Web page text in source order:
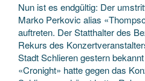
Nun ist es endgültig: Der
Marko Perkovic alias
auftreten. Der Statthalter des
Rekurs des
Stadt Schlieren gestern
«Cronight» hatte gegen das